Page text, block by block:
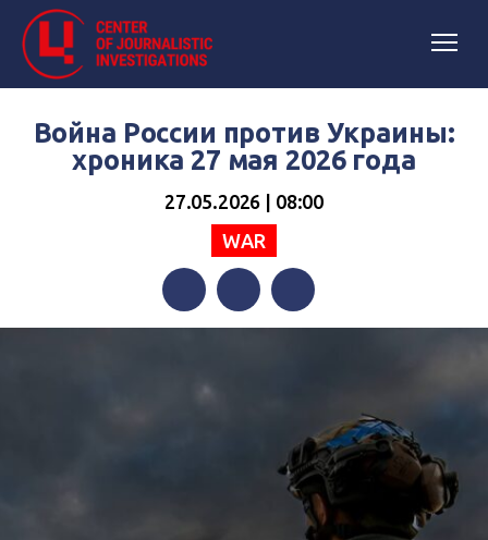
Война России против Украины:
хроника 27 мая 2026 года
27.05.2026 | 08:00
WAR
FacebookTwitterTelegram